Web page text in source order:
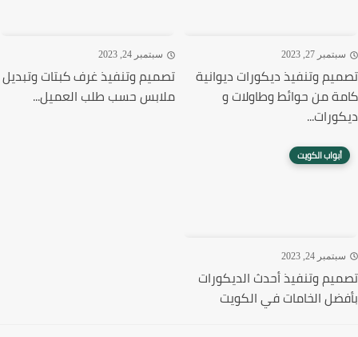
27, 2023
وتنفيذ ديكورات ديوانية
من حوائط وطاولات و
سبتمبر 24, 2023
تصميم وتنفيذ غرف كبتات وتبديل
ملابس حسب طلب العميل...
أبواب الكويت
24, 2023
وتنفيذ أحدث الديكورات
الخامات في الكويت